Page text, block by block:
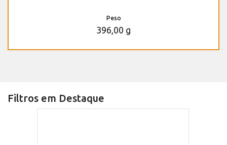
Peso
396,00 g
Filtros em Destaque